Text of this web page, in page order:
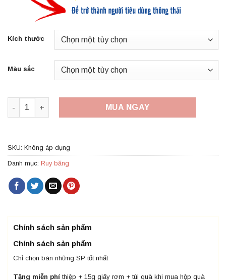
Kích thước
Màu sắc
Ruy băng lụa bản 1cm, 2cm, 4cm trơn số lượng
MUA NGAY
SKU: Không áp dụng
Danh mục: Ruy băng
Chính sách sản phẩm
Chính sách sản phẩm
Chỉ chọn bán những SP tốt nhất
Tặng miễn phí thiệp + 15g giấy rơm + túi quà khi mua hộp quà